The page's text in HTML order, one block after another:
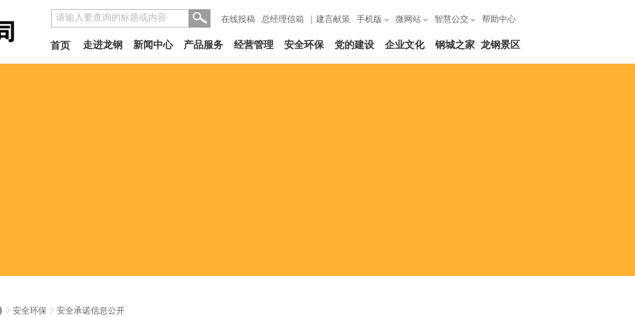
在线投稿 总经理信箱 建言献策 手机版 微网站 智慧公交 帮助中心
龙钢景区
钢城之家
企业文化
党的建设
安全环保
经营管理
产品服务
新闻中心
走进龙钢
首页
安全环保 安全承诺信息公开